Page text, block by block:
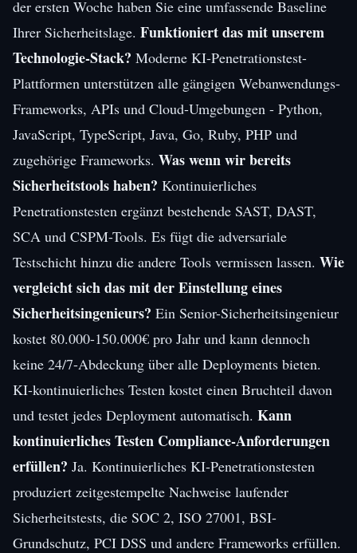
der ersten Woche haben Sie eine umfassende Baseline
Ihrer Sicherheitslage. Funktioniert das mit unserem
Technologie-Stack? Moderne KI-Penetrationstest-
Plattformen unterstützen alle gängigen Webanwendungs-
Frameworks, APIs und Cloud-Umgebungen - Python,
JavaScript, TypeScript, Java, Go, Ruby, PHP und
zugehörige Frameworks. Was wenn wir bereits
Sicherheitstools haben? Kontinuierliches
Penetrationstesten ergänzt bestehende SAST, DAST,
SCA und CSPM-Tools. Es fügt die adversariale
Testschicht hinzu die andere Tools vermissen lassen. Wie
vergleicht sich das mit der Einstellung eines
Sicherheitsingenieurs? Ein Senior-Sicherheitsingenieur
kostet 80.000-150.000€ pro Jahr und kann dennoch
keine 24/7-Abdeckung über alle Deployments bieten.
KI-kontinuierliches Testen kostet einen Bruchteil davon
und testet jedes Deployment automatisch. Kann
kontinuierliches Testen Compliance-Anforderungen
erfüllen? Ja. Kontinuierliches KI-Penetrationstesten
produziert zeitgestempelte Nachweise laufender
Sicherheitstests, die SOC 2, ISO 27001, BSI-
Grundschutz, PCI DSS und andere Frameworks erfüllen.